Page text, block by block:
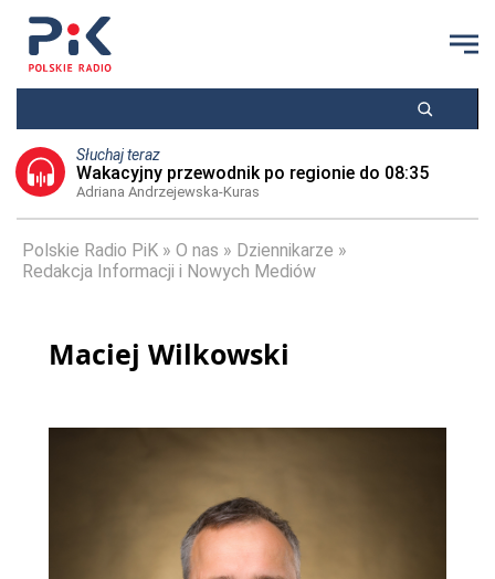
Słuchaj teraz
Wakacyjny przewodnik po regionie do 08:35
Adriana Andrzejewska-Kuras
Polskie Radio PiK O nas
Dziennikarze
Redakcja Informacji i Nowych Mediów
Maciej Wilkowski